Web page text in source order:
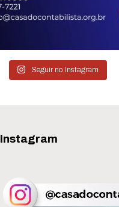
Seguir no Instagram
Instagram